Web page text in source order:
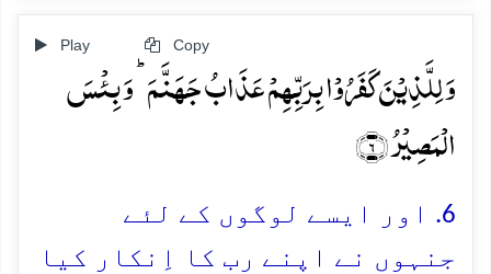
Play Copy
وَ لِلَّذِیۡنَ کَفَرُوۡا بِرَبِّہِمۡ عَذَابُ جَہَنَّمَ ؕ وَ بِئۡسَ
الۡمَصِیۡرُ ﴿۶﴾
6. اور ایسے لوگوں کے لئے
جنہوں نے اپنے رب کا اِنکار کیا